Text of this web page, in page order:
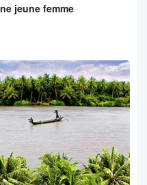
jeune femme